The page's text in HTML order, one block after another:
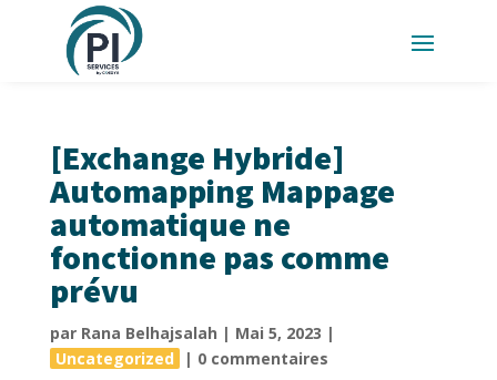
[Exchange Hybride]
Automapping Mappage
automatique ne
fonctionne pas comme
prévu
par Rana Belhajsalah | Mai 5, 2023 |
Uncategorized
| 0 commentaires